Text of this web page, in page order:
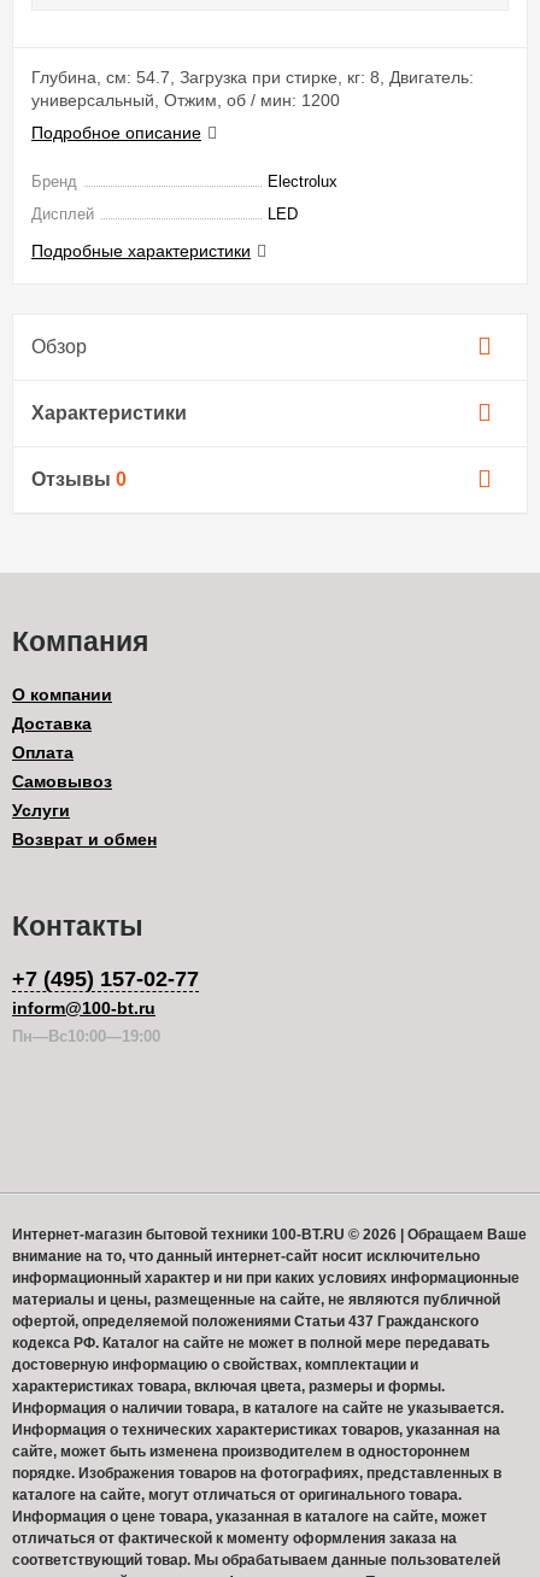
Глубина, см: 54.7, Загрузка при стирке, кг: 8, Двигатель:
универсальный, Отжим, об / мин: 1200
Подробное описание
Бренд
Electrolux
Дисплей
LED
Подробные характеристики
Обзор
Характеристики
Отзывы 0
Компания
О компании
Доставка
Оплата
Самовывоз
Услуги
Возврат и обмен
Контакты
+7 (495) 157-02-77
inform@100-bt.ru
Пн—Вс10:00—19:00
Интернет-магазин бытовой техники 100-BT.RU © 2026 | Обращаем Ваше
внимание на то, что данный интернет-сайт носит исключительно
информационный характер и ни при каких условиях информационные
материалы и цены, размещенные на сайте, не являются публичной
офертой, определяемой положениями Статьи 437 Гражданского
кодекса РФ. Каталог на сайте не может в полной мере передавать
достоверную информацию о свойствах, комплектации и
характеристиках товара, включая цвета, размеры и формы.
Информация о наличии товара, в каталоге на сайте не указывается.
Информация о технических характеристиках товаров, указанная на
сайте, может быть изменена производителем в одностороннем
порядке. Изображения товаров на фотографиях, представленных в
каталоге на сайте, могут отличаться от оригинального товара.
Информация о цене товара, указанная в каталоге на сайте, может
отличаться от фактической к моменту оформления заказа на
соответствующий товар. Мы обрабатываем данные пользователей